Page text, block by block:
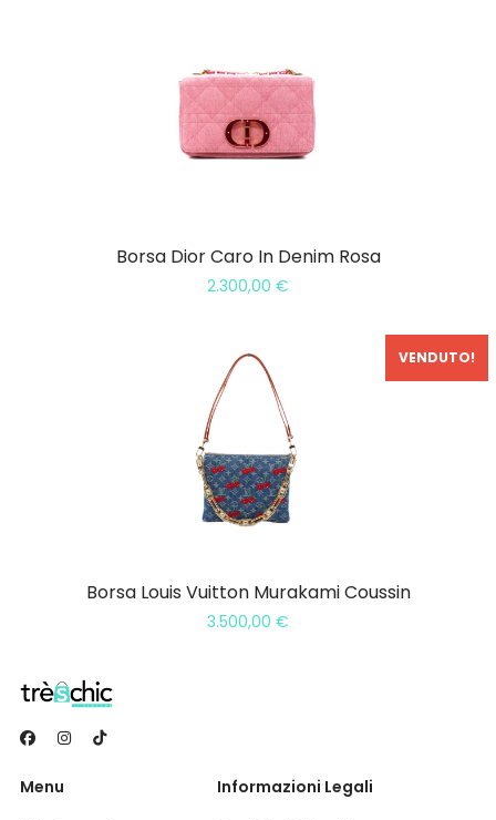
Borsa Dior Caro In Denim Rosa
2.300,00 €
VENDUTO!
Borsa Louis Vuitton Murakami Coussin
3.500,00 €
Menu Informazioni Legali